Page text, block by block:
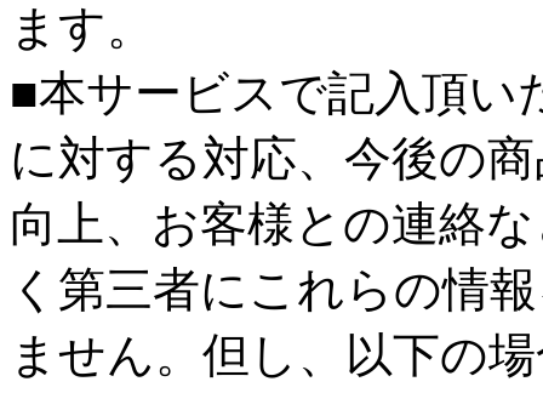
ます。
■本サービスで記入頂い
に対する対応、今後の
向上、お客様との連絡
く第三者にこれらの情
ません。但し、以下の